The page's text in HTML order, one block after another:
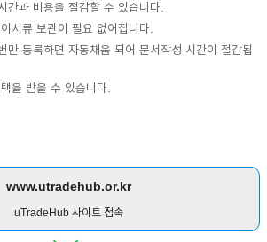
간과 비용을 절감할 수 있습니다.
서류 보관이 필요 없어집니다.
만 등록하면 자동채움 되어 문서작성 시간이 절감됩
을 받을 수 있습니다.
www.utradehub.or.kr
uTradeHub 사이트 접속